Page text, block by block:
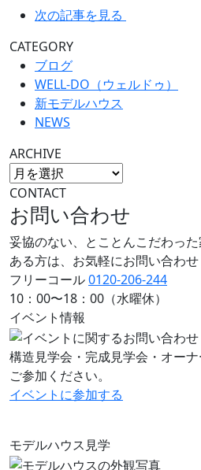
次の記事を見る
CATEGORY
ブログ
WELL-DO（ウェルドゥ）
新モデルハウス
NEWS
ARCHIVE
CONTACT
お問い合わせ
妥協のない、とことんこだわっ
ある方は、お気軽にお問い合わせ
フリーコール0120-206-244
10：00〜18：00（水曜休）
イベント情報
構造見学会・完成見学会・オー
ご参加ください。
イベントに参加する
モデルハウス見学